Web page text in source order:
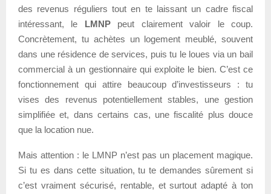
des revenus réguliers tout en te laissant un cadre fiscal
intéressant, le LMNPpeut clairement valoir le coup.
Concrètement, tu achètes un logement meublé, souvent
dans une résidence de services, puis tu le loues via un bail
commercial à un gestionnaire qui exploite le bien. C’est ce
fonctionnement qui attire beaucoup d’investisseurs : tu
vises des revenus potentiellement stables, une gestion
simplifiée et, dans certains cas, une fiscalité plus douce
que la location nue.
Mais attention : le LMNP n’est pas un placement magique.
Si tu es dans cette situation, tu te demandes sûrement si
c’est vraiment sécurisé, rentable, et surtout adapté à ton